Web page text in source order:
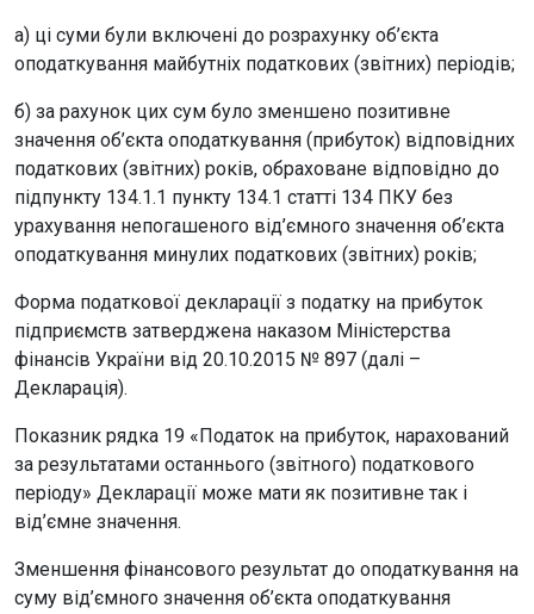
а) ці суми були включені до розрахунку об’єкта
оподаткування майбутніх податкових (звітних) періодів;
б) за рахунок цих сум було зменшено позитивне
значення об’єкта оподаткування (прибуток) відповідних
податкових (звітних) років, обраховане відповідно до
підпункту 134.1.1 пункту 134.1 статті 134 ПКУ без
урахування непогашеного від’ємного значення об’єкта
оподаткування минулих податкових (звітних) років;
Форма податкової декларації з податку на прибуток
підприємств затверджена наказом Міністерства
фінансів України від 20.10.2015 № 897 (далі –
Декларація).
Показник рядка 19 «Податок на прибуток, нарахований
за результатами останнього (звітного) податкового
періоду» Декларації може мати як позитивне так і
від’ємне значення.
Зменшення фінансового результат до оподаткування на
суму від’ємного значення об’єкта оподаткування